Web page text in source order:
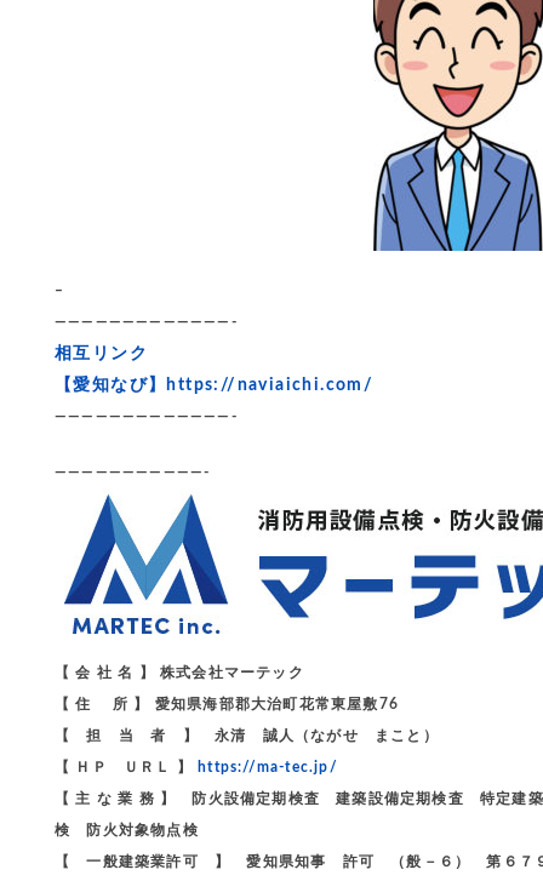
–
—————————————-
相互リンク
【愛知なび】
https://naviaichi.com/
—————————————-
———————————-
【 会 社 名 】 株式会社マーテック
【 住 所 】 愛知県海部郡大治町花常東屋敷76
【 担 当 者 】 永清 誠人（ながせ まこと）
【 ＨＰ ＵＲＬ 】 https://ma-tec.jp/
【 主 な 業 務 】 防火設備定期検査 建築設備定期検査 特定
検 防火対象物点検
【 一般建築業許可 】 愛知県知事 許可 （般－６） 第６７